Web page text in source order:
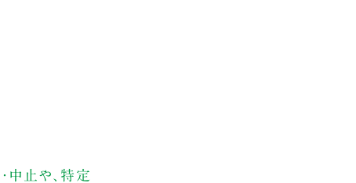
中止や、特定